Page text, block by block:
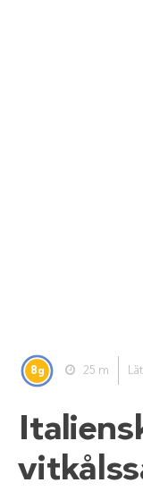
8g 25 m